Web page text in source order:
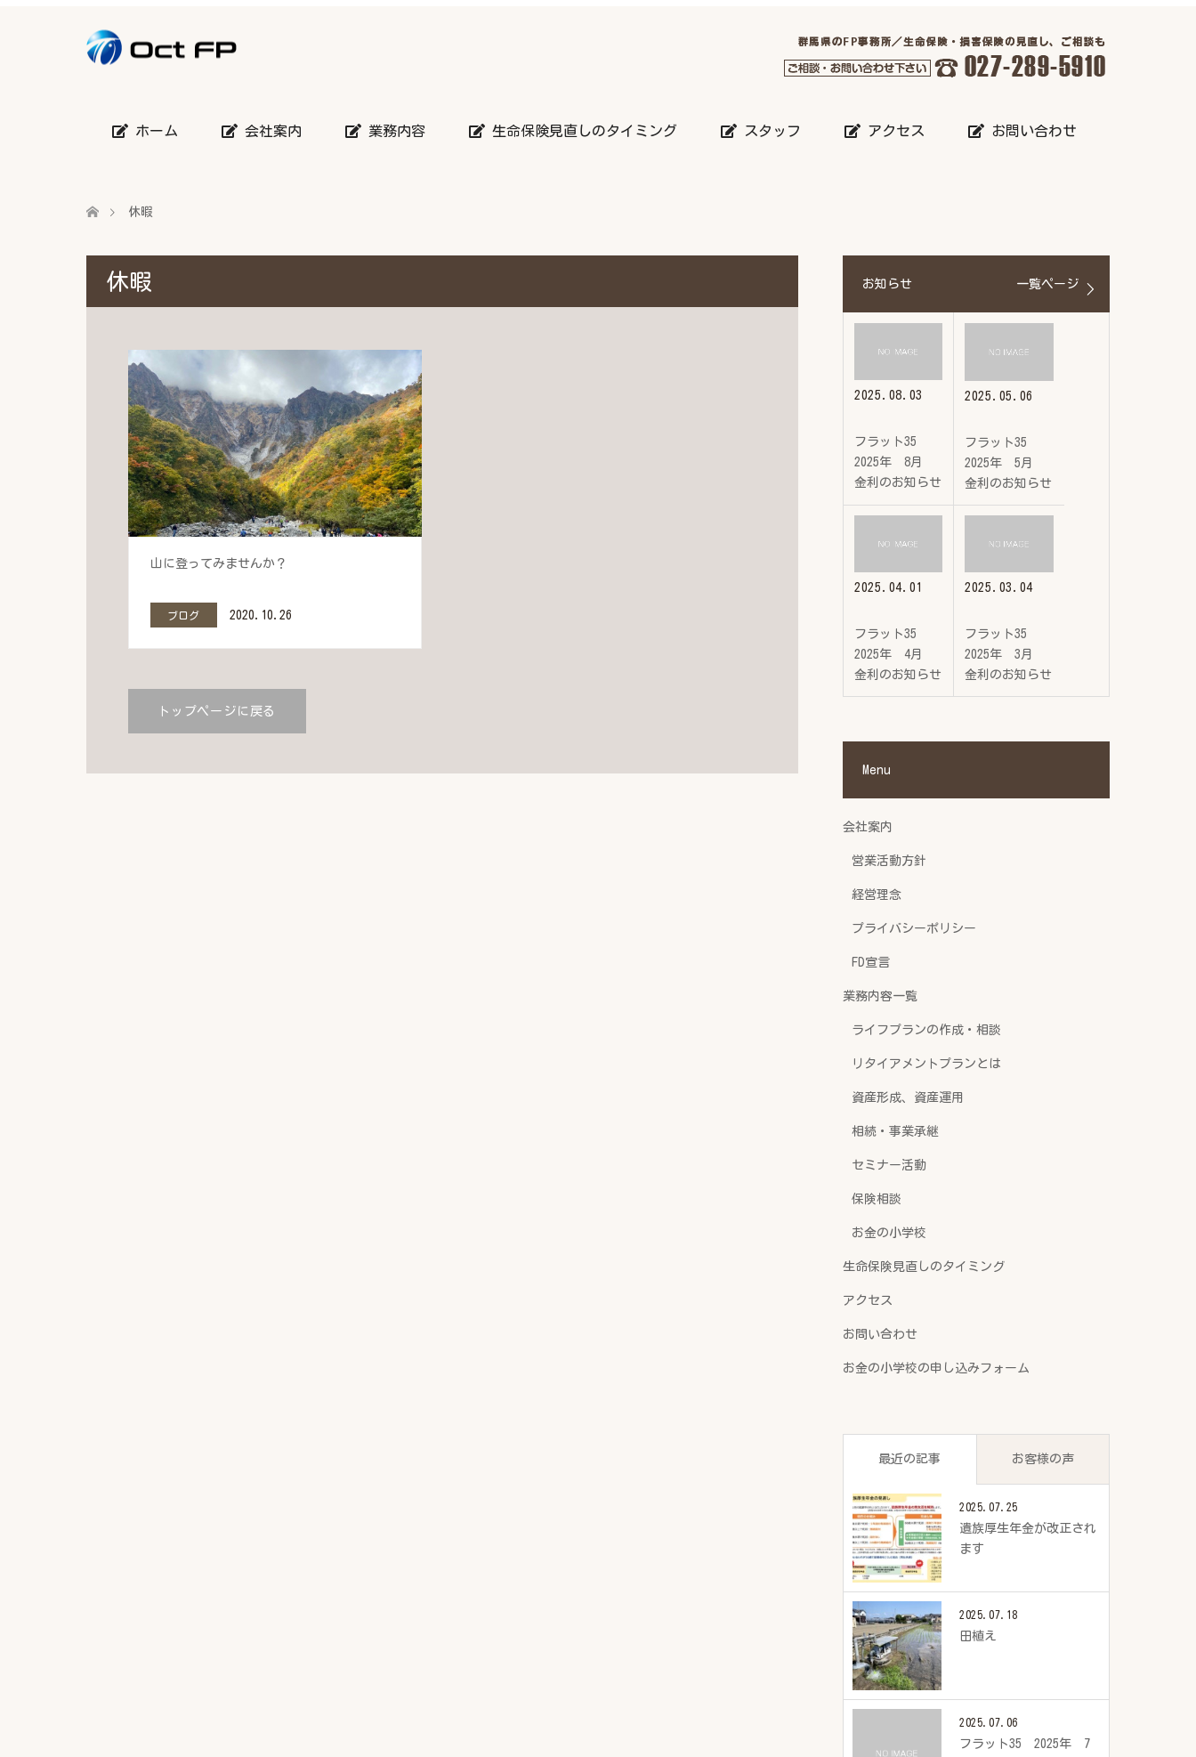
ホーム 会社案内 業務内容 生命保険見直しのタイミング スタッフ アクセス お問い合わせ
休暇
休暇
山に登ってみませんか？
ブログ 2020.10.26
トップページに戻る
お知らせ 一覧ページ
2025.08.03
フラット35
2025年 8月
金利のお知らせ
2025.05.06
フラット35
2025年 5月
金利のお知らせ
2025.04.01
フラット35
2025年 4月
金利のお知らせ
2025.03.04
フラット35
2025年 3月
金利のお知らせ
Menu
会社案内
営業活動方針
経営理念
プライバシーポリシー
FD宣言
業務内容一覧
ライフプランの作成・相談
リタイアメントプランとは
資産形成、資産運用
相続・事業承継
セミナー活動
保険相談
お金の小学校
生命保険見直しのタイミング
アクセス
お問い合わせ
お金の小学校の申し込みフォーム
最近の記事 お客様の声
2025.07.25
遺族厚生年金が改正され
ます
2025.07.18
田植え
2025.07.06
フラット35 2025年 7